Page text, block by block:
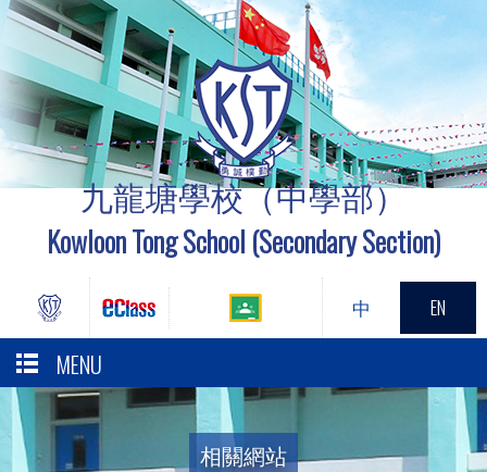
九龍塘學校（中學部）
Kowloon Tong School (Secondary Section)
中 EN
MENU
相關網站